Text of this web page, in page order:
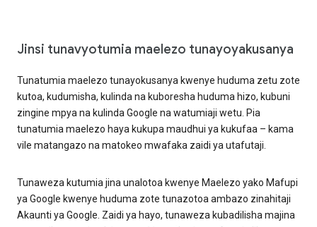
Jinsi tunavyotumia maelezo tunayoyakusanya
Tunatumia maelezo tunayokusanya kwenye huduma zetu zote
kutoa, kudumisha, kulinda na kuboresha huduma hizo, kubuni
zingine mpya na kulinda Google na watumiaji wetu. Pia
tunatumia maelezo haya kukupa maudhui ya kukufaa – kama
vile matangazo na matokeo mwafaka zaidi ya utafutaji.
Tunaweza kutumia jina unalotoa kwenye Maelezo yako Mafupi
ya Google kwenye huduma zote tunazotoa ambazo zinahitaji
Akaunti ya Google. Zaidi ya hayo, tunaweza kubadilisha majina